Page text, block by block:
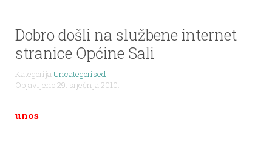
Dobro došli na službene internet
stranice Općine Sali
KategorijaUncategorised,
Objavljeno 29. siječnja 2010.
unos